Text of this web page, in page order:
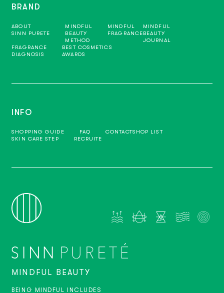
BRAND
ABOUT
SINN PURETE
MINDFUL
BEAUTY
METHOD
MINDFUL
FRAGRANCE
MINDFUL
BEAUTY
JOURNAL
FRAGRANCE
DIAGNOSIS
BEST COSMETICS
AWARDS
INFO
SHOPPING GUIDE FAQ CONTACTSHOP LIST
SKIN CARE STEP
RECRUITE
MINDFUL BEAUTY
BEING MINDFUL INCLUDES